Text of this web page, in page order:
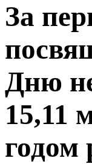
За
Дню
15,11
годом